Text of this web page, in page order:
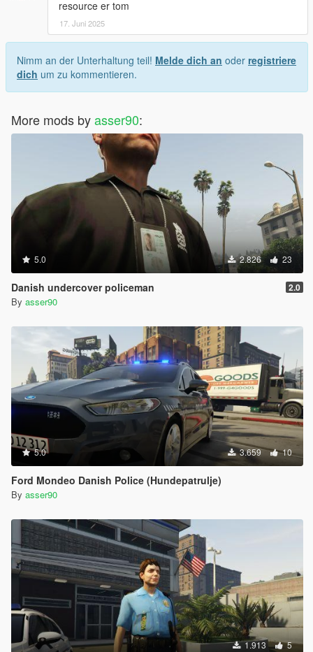
resource er tom
17. Juni 2025
Nimm an der Unterhaltung teil! Melde dich an oder registriere
dich um zu kommentieren.
More mods byasser90:
5.0 2.826 23
Danish undercover policeman 2.0
By asser90
5.0 3.659 10
Ford Mondeo Danish Police (Hundepatrulje)
By asser90
1.913 5